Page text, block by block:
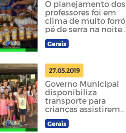
O planejamento dos
professores foi em
clima de muito forró
pé de serra na noite
desta sexta
Gerais
27.05.2019
Governo Municipal
disponibiliza
transporte para
crianças assistirem
espetáculo no Teatro
Municipal Severino
Gerais